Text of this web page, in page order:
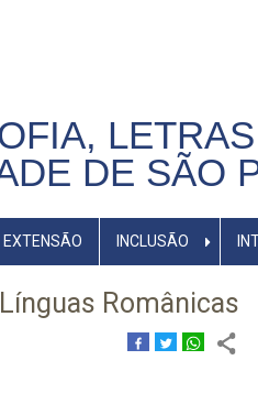
DE SÃO
EXTENSÃO INCLUSÃO
Românicas